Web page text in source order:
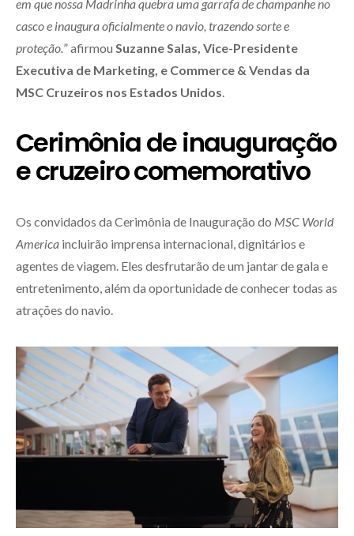
em que nossa Madrinha quebra uma garrafa de champanhe no
casco e inaugura oficialmente o navio, trazendo sorte e
proteção.” afirmou Suzanne Salas, Vice-Presidente
Executiva de Marketing, e Commerce & Vendas da
MSC Cruzeiros nos Estados Unidos.
Cerimônia de inauguração
e cruzeiro comemorativo
Os convidados da Cerimônia de Inauguração do MSC World
America incluirão imprensa internacional, dignitários e
agentes de viagem. Eles desfrutarão de um jantar de gala e
entretenimento, além da oportunidade de conhecer todas as
atrações do navio.